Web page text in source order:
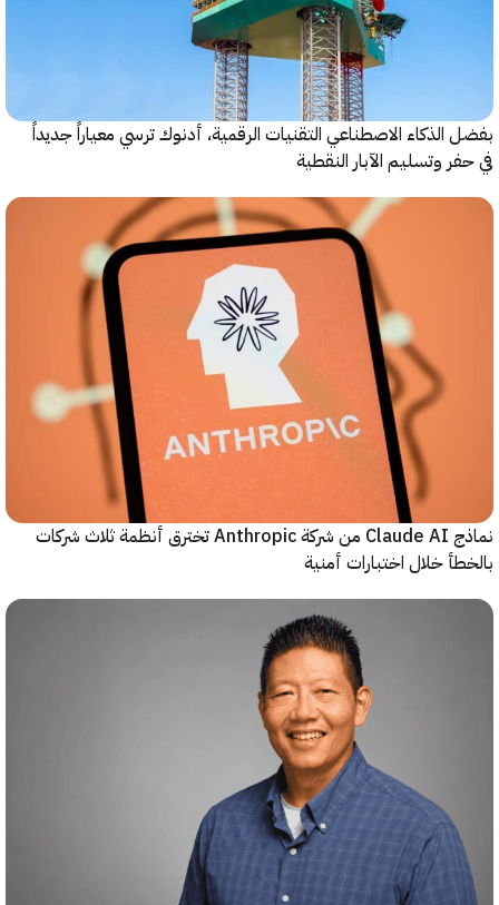
الاصطناعي التقنيات الرقمية، أدنوك ترسي معياراً جديداً
وتسليم الآبار النقطية
نماذج Claude AI من شركة Anthropic تخترق أنظمة ثلاث شركات
خلال اختبارات أمنية